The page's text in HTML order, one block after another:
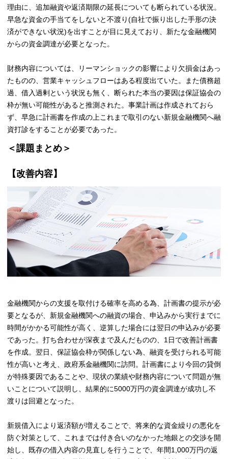
理由に、追加融資や返済期限の延長についても断られている状況。
早急な資金の手当てをしないと不渡り(自社で振り出した手形の決
済ができない状況)を出すことが目に見えており、新たな金融機関
からの資金調達が必要となった。
財務内容については、リーマンショックの影響により欠損金はあっ
たものの、営業キャッシュフローはある程度出ていた。また債務超
過、借入過剰という状況も無く、断られた本当の要因は保証協会の
枠が無い可能性があると推測された。事業計画は作成されておら
ず、早急に計画書を作成の上これまで取引のない新規金融機関へ融
資打診をすることが必要であった。
＜課題まとめ＞
【改善内容】
金融機関からの支援を取付ける確率を高める為、計画書の提示が必
要となるが、新規金融機関への融資の場合、申込みから実行までに
時間がかかる可能性が高く、逆算した場合には翌日の申込みが必要
であった。打ち合わせが深夜まで及んだものの、1日で改善計画書
を作成。翌日、保証協会枠が関係しない為、融資を受けられる可能
性が高いと考え、政府系金融機関に訪問。計画書により今回の貸倒
が特殊要因であることや、現状の業績や財務内容について問題が無
いことについて説明し、結果的に5000万円の資金調達が成功し不
渡りは回避となった。
新規借入により返済額が増えることで、将来的な資金繰りの悪化を
防ぐ対策として、これまでは付き合いのなかった地銀との交渉を開
始し、既存の借入内容の見直しを行うことで、年間1,000万円の返